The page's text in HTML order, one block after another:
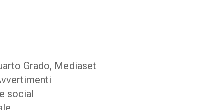
Grado, Mediaset
social